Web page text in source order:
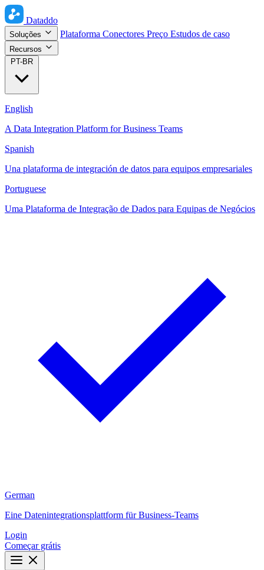
Dataddo
Soluções Plataforma Conectores Preço Estudos de caso
Recursos
PT-BR
English
A Data Integration Platform for Business Teams
Spanish
Una plataforma de integración de datos para equipos empresariales
Portuguese
Uma Plataforma de Integração de Dados para Equipas de Negócios
German
Eine Datenintegrationsplattform für Business-Teams
Login
Começar grátis